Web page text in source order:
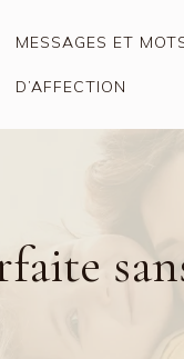
MESSAGES ET
D’AFFECTION